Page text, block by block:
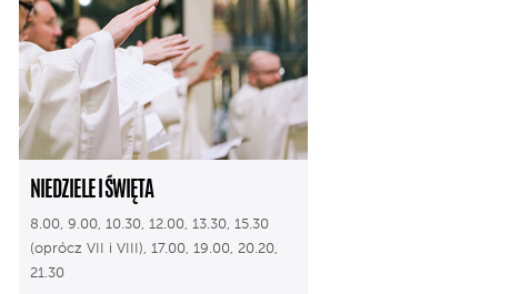
NIEDZIELE I ŚWIĘTA
8.00, 9.00, 10.30, 12.00, 13.30, 15.30
(oprócz VII i VIII), 17.00, 19.00, 20.20,
21.30